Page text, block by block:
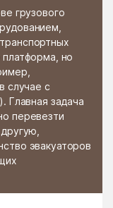
грузового
но
случае с
Главная задача
перевезти
эвакуаторов